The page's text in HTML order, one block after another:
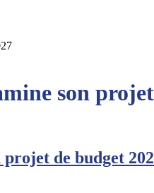
son
de budget